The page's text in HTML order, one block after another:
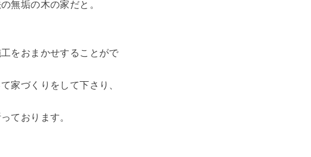
無垢の木の家だと。
をおまかせすることがで
家づくりをして下さり、
ております。